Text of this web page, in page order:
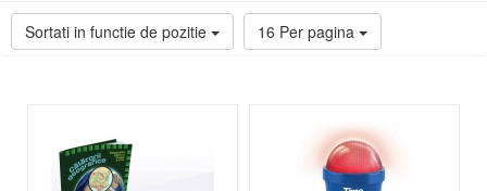
Sortati in functie de pozitie 16 Per pagina